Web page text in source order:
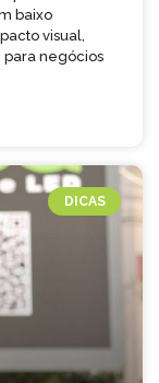
baixo
visual,
negócios
DICAS